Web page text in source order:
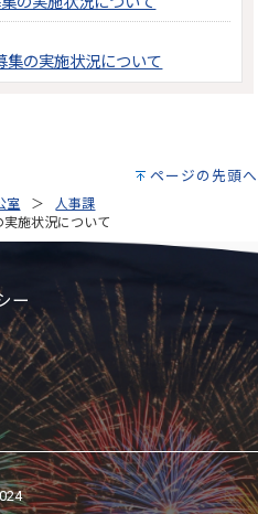
の実施状況について
ページの先頭へ
室
人事課
施状況について
ー